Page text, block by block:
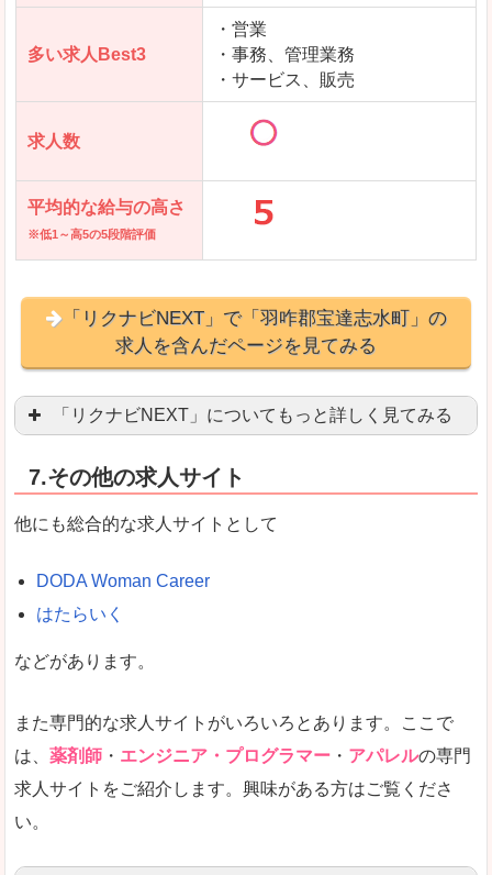
多い求人Best3
・営業
・事務、管理業務
・サービス、販売
求人数
平均的な給与の高さ
※低1～高5の5段階評価
「リクナビNEXT」で「羽咋郡宝達志水町」の
求人を含んだページを見てみる
「リクナビNEXT」についてもっと詳しく見てみる
良いところ
悪いところ
未経験 未経験の求人もあります
営業職を探している方にとっては、有利なサイト
7.その他の求人サイト
他にも総合的な求人サイトとして
DODA Woman Career
はたらいく
などがあります。
また専門的な求人サイトがいろいろとあります。ここで
は、 薬剤師 ・ エンジニア・プログラマー ・ アパレルの専門
求人サイトをご紹介します。興味がある方はご覧くださ
い。